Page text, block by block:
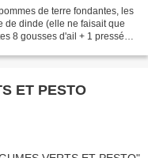
de terre fondantes, les
de dinde (elle ne faisait que
8 gousses d'ail + 1 pressée
ET PESTO